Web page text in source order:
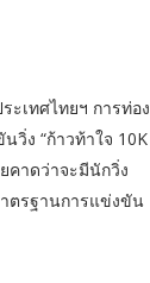
เทศไทยฯ การท่อง
วิ่ง “ก้าวท้าใจ 10K
คาดว่าจะมีนักวิ่ง
ตรฐานการแข่งขัน